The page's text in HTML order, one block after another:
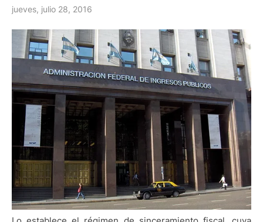
jueves, julio 28, 2016